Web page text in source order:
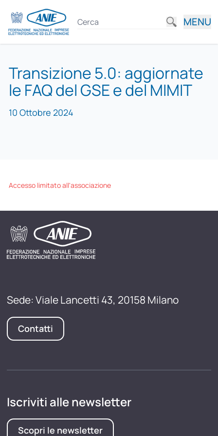
MENU
Transizione 5.0: aggiornate
le FAQ del GSE e del MIMIT
10 Ottobre 2024
Accesso limitato all'associazione
Sede: Viale Lancetti 43, 20158 Milano
Contatti
Iscriviti alle newsletter
Scopri le newsletter